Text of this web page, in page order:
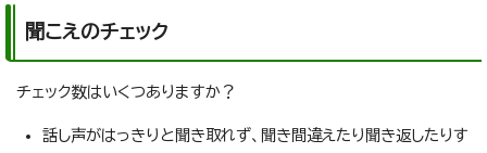
聞こえのチェック
チェック数はいくつありますか？
話し声がはっきりと聞き取れず、聞き間違えたり聞き返したりす